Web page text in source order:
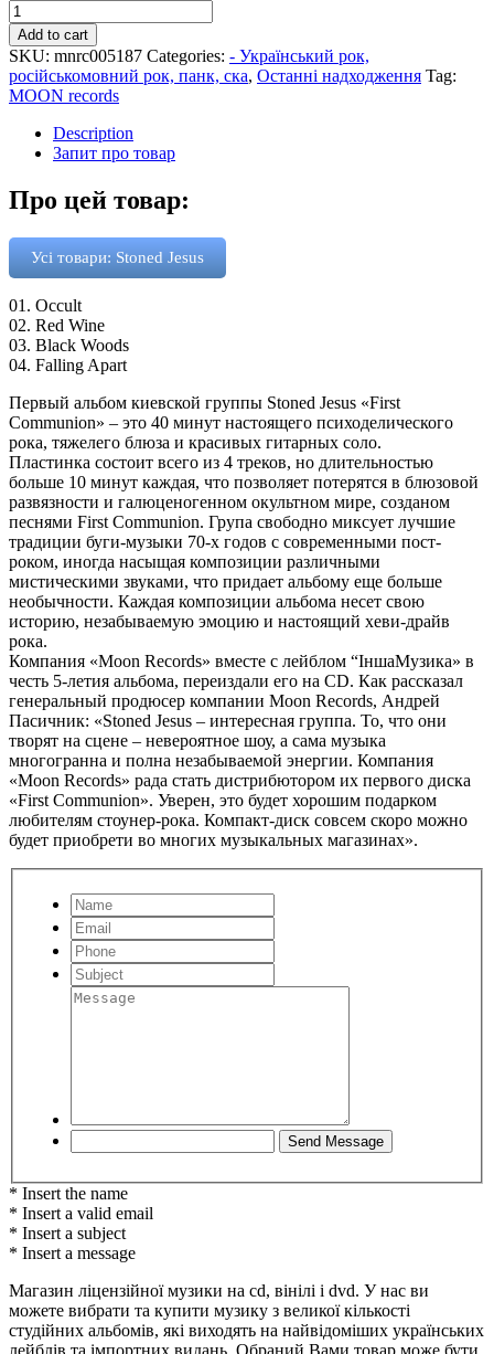
Add to cart
SKU: mnrc005187 Categories: - Український рок,
російськомовний рок, панк, ска, Останні надходження Tag:
MOON records
Description
Запит про товар
Про цей товар:
Усі товари: Stoned Jesus
01. Occult
02. Red Wine
03. Black Woods
04. Falling Apart
Первый альбом киевской группы Stoned Jesus «First
Communion» – это 40 минут настоящего психоделического
рока, тяжелего блюза и красивых гитарных соло.
Пластинка состоит всего из 4 треков, но длительностью
больше 10 минут каждая, что позволяет потерятся в блюзовой
развязности и галюценогенном окультном мире, созданом
песнями First Communion. Група свободно миксует лучшие
традиции буги-музыки 70-х годов с современными пост-
роком, иногда насыщая композиции различными
мистическими звуками, что придает альбому еще больше
необычности. Каждая композиции альбома несет свою
историю, незабываемую эмоцию и настоящий хеви-драйв
рока.
Компания «Moon Records» вместе с лейблом “ІншаМузика» в
честь 5-летия альбома, переиздали его на CD. Как рассказал
генеральный продюсер компании Moon Records, Андрей
Пасичник: «Stoned Jesus – интересная группа. То, что они
творят на сцене – невероятное шоу, а сама музыка
многогранна и полна незабываемой энергии. Компания
«Moon Records» рада стать дистрибютором их первого диска
«First Communion». Уверен, это будет хорошим подарком
любителям стоунер-рока. Компакт-диск совсем скоро можно
будет приобрети во многих музыкальных магазинах».
* Insert the name
* Insert a valid email
* Insert a subject
* Insert a message
Магазин ліцензійної музики на cd, вінілі і dvd. У нас ви
можете вибрати та купити музику з великої кількості
студійних альбомів, які виходять на найвідоміших українських
лейблів та імпортних видань. Обраний Вами товар може бути